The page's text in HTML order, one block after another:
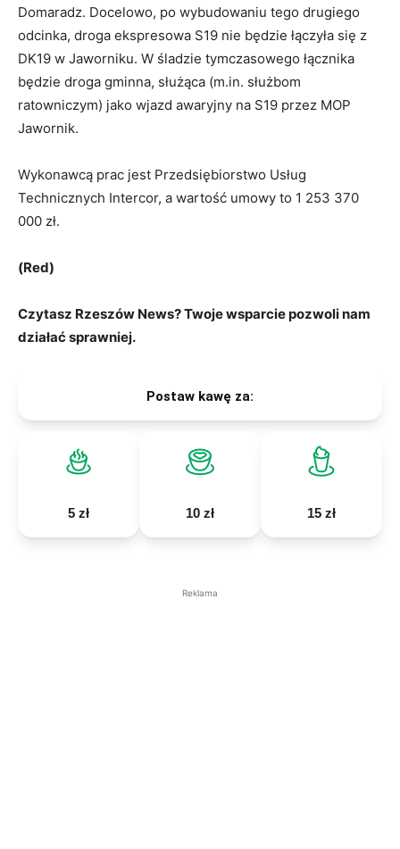
Domaradz. Docelowo, po wybudowaniu tego drugiego
odcinka, droga ekspresowa S19 nie będzie łączyła się z
DK19 w Jaworniku. W śladzie tymczasowego łącznika
będzie droga gminna, służąca (m.in. służbom
ratowniczym) jako wjazd awaryjny na S19 przez MOP
Jawornik.
Wykonawcą prac jest Przedsiębiorstwo Usług
Technicznych Intercor, a wartość umowy to 1 253 370
000 zł.
(Red)
Czytasz Rzeszów News? Twoje wsparcie pozwoli nam
działać sprawniej.
Postaw kawę za:
5 zł 10 zł 15 zł
Reklama